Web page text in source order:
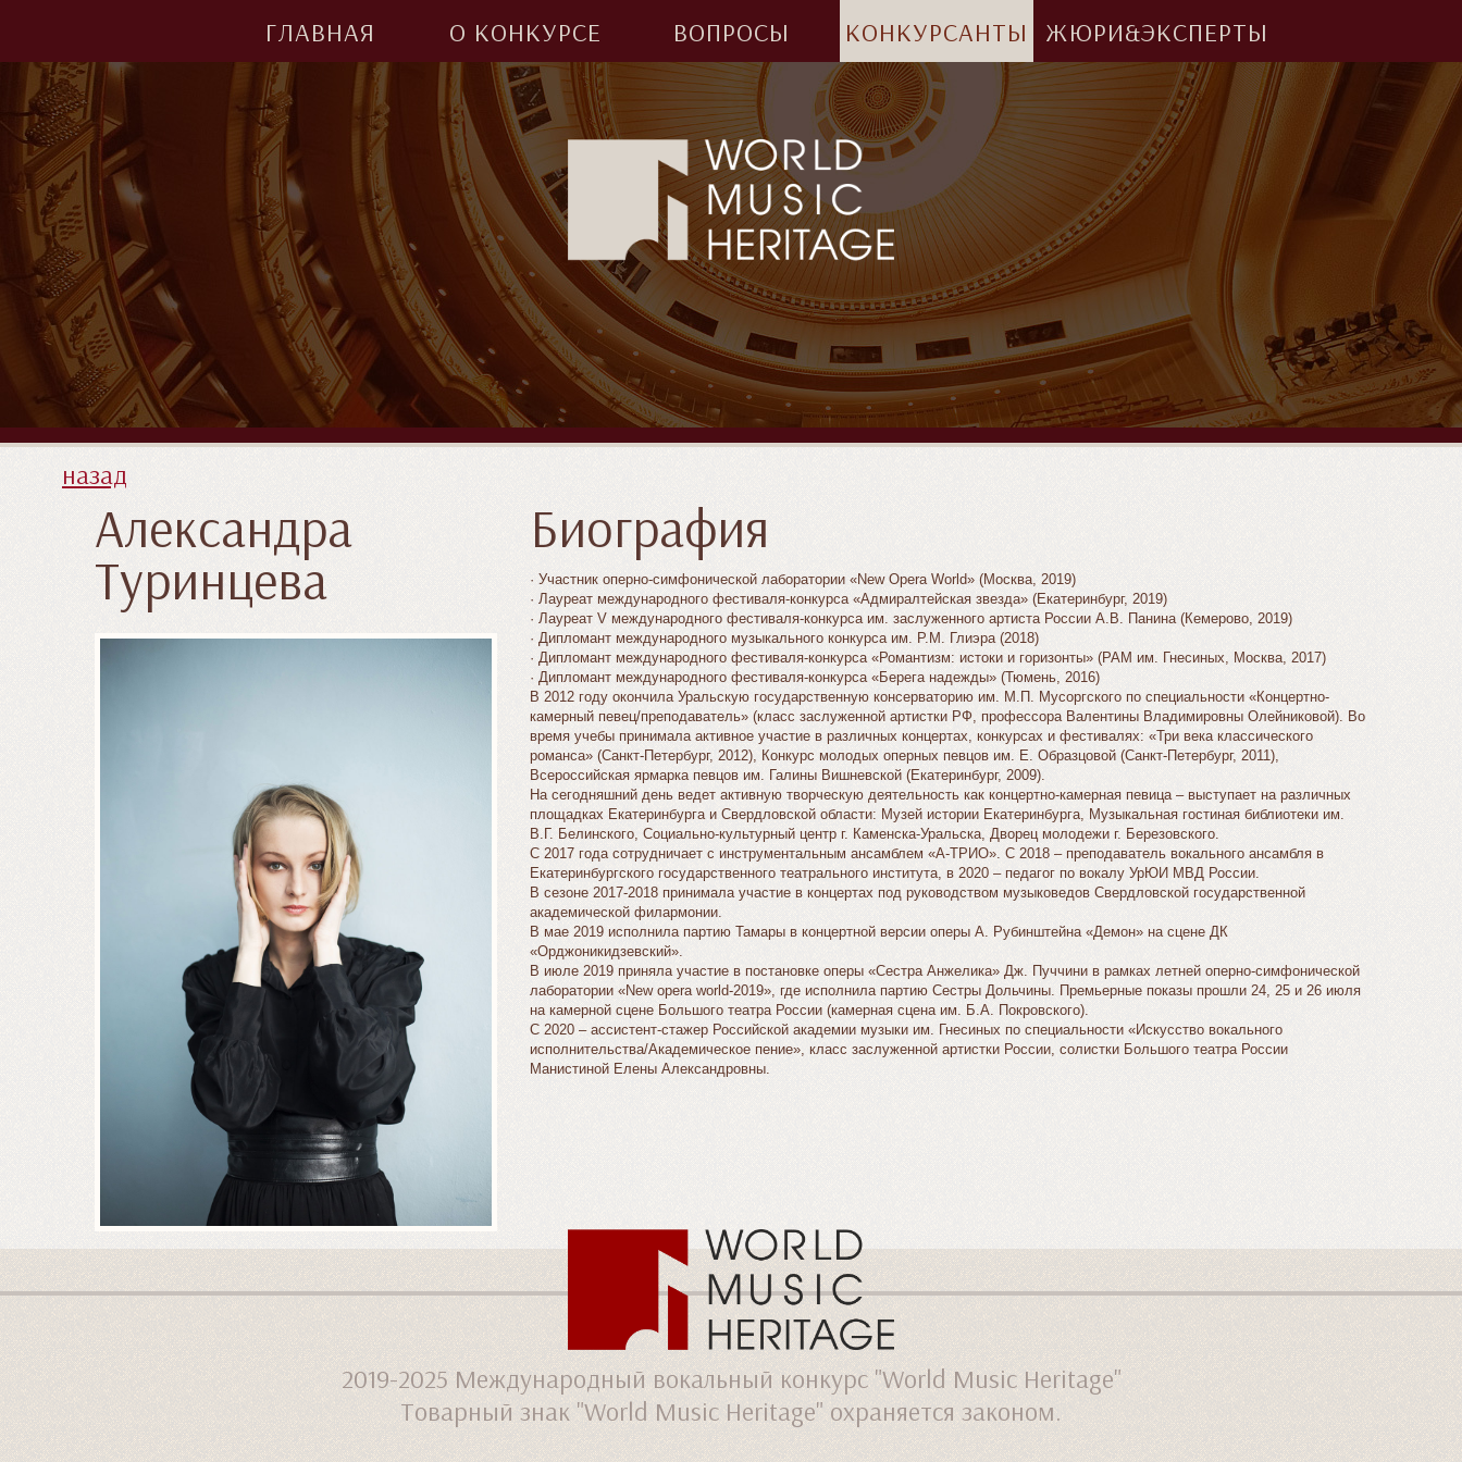
ГЛАВНАЯ О КОНКУРСЕ ВОПРОСЫ КОНКУРСАНТЫ ЖЮРИ&ЭКСПЕРТЫ
назад
Александра
Туринцева
Биография
· Участник оперно-симфонической лаборатории «New Opera World» (Москва, 2019)
· Лауреат международного фестиваля-конкурса «Адмиралтейская звезда» (Екатеринбург, 2019)
· Лауреат V международного фестиваля-конкурса им. заслуженного артиста России А.В. Панина (Кемерово, 2019)
· Дипломант международного музыкального конкурса им. Р.М. Глиэра (2018)
· Дипломант международного фестиваля-конкурса «Романтизм: истоки и горизонты» (РАМ им. Гнесиных, Москва, 2017)
· Дипломант международного фестиваля-конкурса «Берега надежды» (Тюмень, 2016)
В 2012 году окончила Уральскую государственную консерваторию им. М.П. Мусоргского по специальности «Концертно-
камерный певец/преподаватель» (класс заслуженной артистки РФ, профессора Валентины Владимировны Олейниковой). Во
время учебы принимала активное участие в различных концертах, конкурсах и фестивалях: «Три века классического
романса» (Санкт-Петербург, 2012), Конкурс молодых оперных певцов им. Е. Образцовой (Санкт-Петербург, 2011),
Всероссийская ярмарка певцов им. Галины Вишневской (Екатеринбург, 2009).
На сегодняшний день ведет активную творческую деятельность как концертно-камерная певица – выступает на различных
площадках Екатеринбурга и Свердловской области: Музей истории Екатеринбурга, Музыкальная гостиная библиотеки им.
В.Г. Белинского, Социально-культурный центр г. Каменска-Уральска, Дворец молодежи г. Березовского.
С 2017 года сотрудничает с инструментальным ансамблем «А-ТРИО». C 2018 – преподаватель вокального ансамбля в
Екатеринбургского государственного театрального института, в 2020 – педагог по вокалу УрЮИ МВД России.
В сезоне 2017-2018 принимала участие в концертах под руководством музыковедов Свердловской государственной
академической филармонии.
В мае 2019 исполнила партию Тамары в концертной версии оперы А. Рубинштейна «Демон» на сцене ДК
«Орджоникидзевский».
В июле 2019 приняла участие в постановке оперы «Сестра Анжелика» Дж. Пуччини в рамках летней оперно-симфонической
лаборатории «New opera world-2019», где исполнила партию Сестры Дольчины. Премьерные показы прошли 24, 25 и 26 июля
на камерной сцене Большого театра России (камерная сцена им. Б.А. Покровского).
С 2020 – ассистент-стажер Российской академии музыки им. Гнесиных по специальности «Искусство вокального
исполнительства/Академическое пение», класс заслуженной артистки России, солистки Большого театра России
Манистиной Елены Александровны.
2019-2025Международный вокальный конкурс "World Music Heritage"
Товарный знак "World Music Heritage" охраняется законом.